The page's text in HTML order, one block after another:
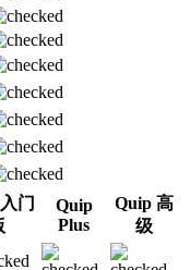
门
Quip
Plus
Quip 高
级